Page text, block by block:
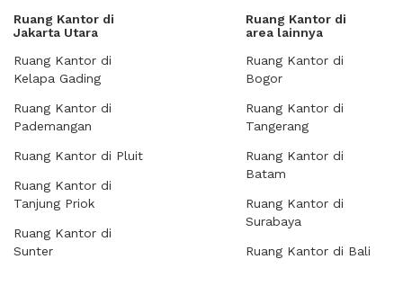
Ruang Kantor di
Jakarta Utara
Ruang Kantor di
Kelapa Gading
Ruang Kantor di
Pademangan
Ruang Kantor di Pluit
Ruang Kantor di
Tanjung Priok
Ruang Kantor di
Sunter
Ruang Kantor di
area lainnya
Ruang Kantor di
Bogor
Ruang Kantor di
Tangerang
Ruang Kantor di
Batam
Ruang Kantor di
Surabaya
Ruang Kantor di Bali